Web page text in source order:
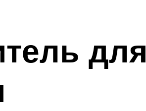
для